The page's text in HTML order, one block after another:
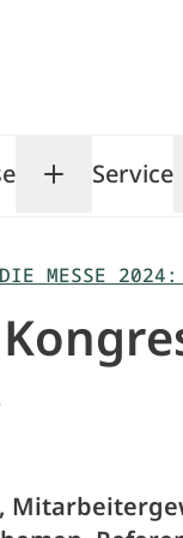
Salon
ToggleService
MESSE